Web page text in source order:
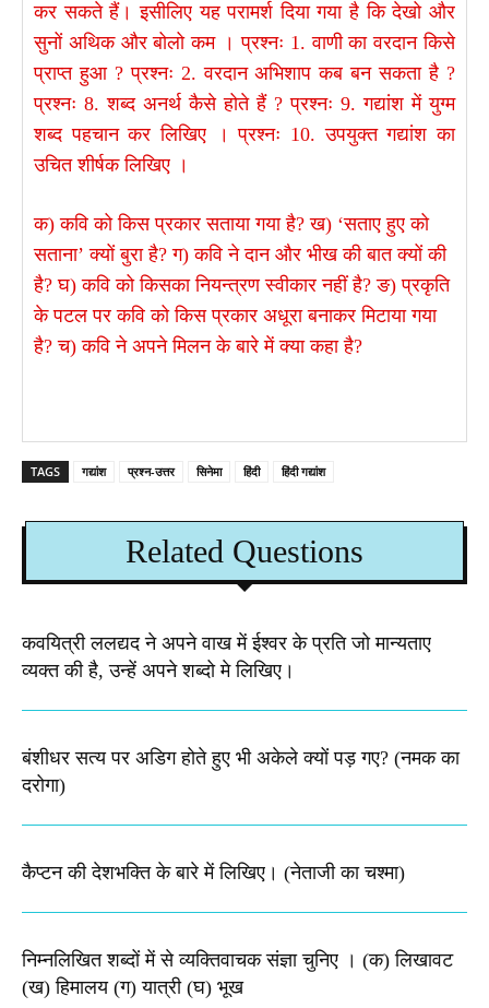
कर सकते हैं। इसीलिए यह परामर्श दिया गया है कि देखो और
सुनों अथिक और बोलो कम । प्रश्नः 1. वाणी का वरदान किसे
प्राप्त हुआ ? प्रश्नः 2. वरदान अभिशाप कब बन सकता है ?
प्रश्नः 8. शब्द अनर्थ कैसे होते हैं ? प्रश्नः 9. गद्यांश में युग्म
शब्द पहचान कर लिखिए । प्रश्नः 10. उपयुक्त गद्यांश का
उचित शीर्षक लिखिए ।
क) कवि को किस प्रकार सताया गया है? ख) ‘सताए हुए को
सताना’ क्यों बुरा है? ग) कवि ने दान और भीख की बात क्यों की
है? घ) कवि को किसका नियन्त्रण स्वीकार नहीं है? ङ) प्रकृति
के पटल पर कवि को किस प्रकार अधूरा बनाकर मिटाया गया
है? च) कवि ने अपने मिलन के बारे में क्या कहा है? ​
TAGS गद्यांश प्रश्न-उत्तर सिनेमा हिंदी हिंदी गद्यांश
Related Questions
कवयित्री ललद्यद ने अपने वाख में ईश्वर के प्रति जो मान्यताए
व्यक्त की है, उन्हें अपने शब्दो मे लिखिए।
बंशीधर सत्य पर अडिग होते हुए भी अकेले क्यों पड़ गए? (नमक का
दरोगा)
कैप्टन की देशभक्ति के बारे में लिखिए।​ (नेताजी का चश्मा)
निम्नलिखित शब्दों में से व्यक्तिवाचक संज्ञा चुनिए । (क) लिखावट
(ख) हिमालय (ग) यात्री (घ) भूख​